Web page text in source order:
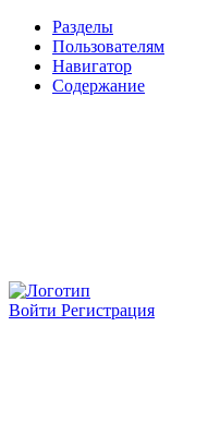
Разделы
Пользователям
Навигатор
Содержание
Войти Регистрация